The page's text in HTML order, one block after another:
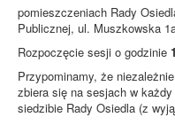
pomieszczeniach Rady
Publicznej, ul. Muszkowska
Rozpoczęcie sesji o godzinie
Przypominamy, że
zbiera się na sesjach w każdy
siedzibie Rady Osiedla (z